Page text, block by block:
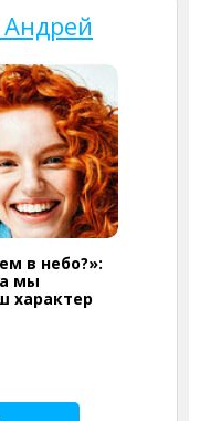
в небо?»:
мы
характер